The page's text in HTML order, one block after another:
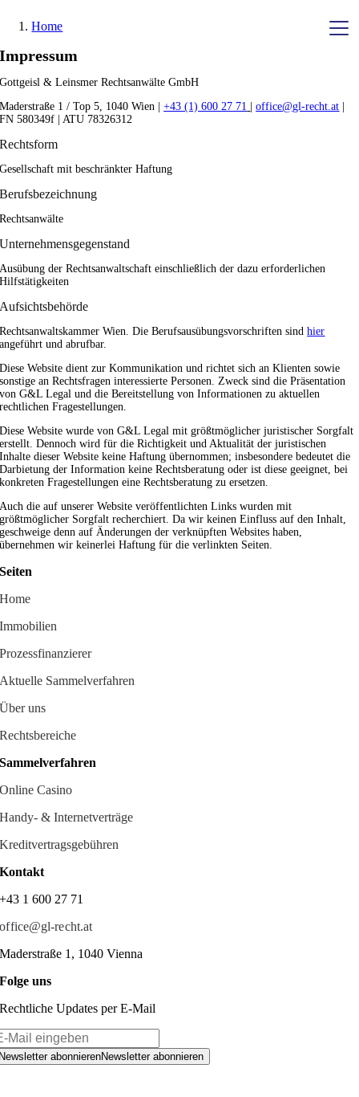
Sammelverfahren
Prozessfinanzierer
Über uns
Rechtsbereiche
Home
Impressum
Gottgeisl & Leinsmer Rechtsanwälte GmbH
Maderstraße 1 / Top 5, 1040 Wien |+43 (1) 600 27 71 |office@gl-recht.at
FN 580349f | ATU 78326312
Rechtsform
Gesellschaft mit beschränkter Haftung
Berufsbezeichnung
Rechtsanwälte
Unternehmensgegenstand
Ausübung der Rechtsanwaltschaft einschließlich der dazu erforderlichen
Hilfstätigkeiten
Aufsichtsbehörde
Rechtsanwaltskammer Wien. Die Berufsausübungsvorschriften sindhier
angeführt und abrufbar.
Diese Website dient zur Kommunikation und richtet sich an Klienten sowie
sonstige an Rechtsfragen interessierte Personen. Zweck sind die Präsentation
von G&L Legal und die Bereitstellung von Informationen zu aktuellen
rechtlichen Fragestellungen.
Diese Website wurde von G&L Legal mit größtmöglicher juristischer Sorgfalt
erstellt. Dennoch wird für die Richtigkeit und Aktualität der juristischen
Inhalte dieser Website keine Haftung übernommen; insbesondere bedeutet die
Darbietung der Information keine Rechtsberatung oder ist diese geeignet, bei
konkreten Fragestellungen eine Rechtsberatung zu ersetzen.
Auch die auf unserer Website veröffentlichten Links wurden mit
größtmöglicher Sorgfalt recherchiert. Da wir keinen Einfluss auf den Inhalt,
geschweige denn auf Änderungen der verknüpften Websites haben,
übernehmen wir keinerlei Haftung für die verlinkten Seiten.
Seiten
Home
Immobilien
Prozessfinanzierer
Aktuelle Sammelverfahren
Über uns
Rechtsbereiche
Sammelverfahren
Online Casino
Handy- & Internetverträge
Kreditvertragsgebühren
Kontakt
+43 1 600 27 71
office@gl-recht.at
Maderstraße 1, 1040 Vienna
Folge uns
Rechtliche Updates per E-Mail
abonnierenNewsletter abonnieren